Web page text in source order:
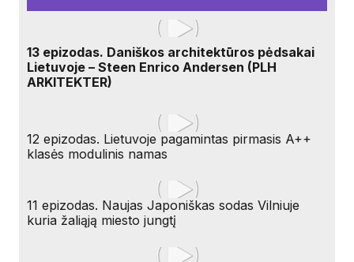
13 epizodas. Daniškos architektūros pėdsakai
Lietuvoje – Steen Enrico Andersen (PLH
ARKITEKTER)
12 epizodas. Lietuvoje pagamintas pirmasis A++
klasės modulinis namas
11 epizodas. Naujas Japoniškas sodas Vilniuje
kuria žaliąją miesto jungtį